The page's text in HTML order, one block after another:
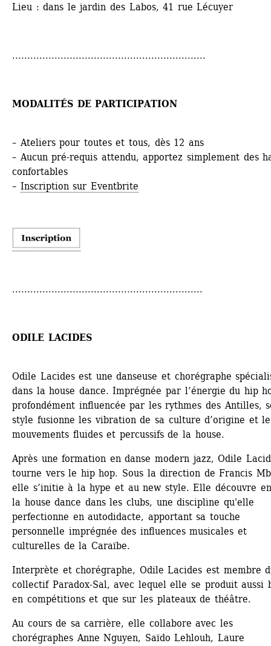
Lieu : dans le jardin des Labos, 41 rue Lécuyer
................................................................
MODALITÉS DE PARTICIPATION
– Ateliers pour toutes et tous, dès 12 ans
– Aucun pré-requis attendu, apportez simplement des
confortables
– Inscription sur Eventbrite
...............................................................
ODILE LACIDES
Odile Lacides est une danseuse et chorégraphe
dans la house dance. Imprégnée par l’énergie du hip
profondément influencée par les rythmes des Antilles,
style fusionne les vibration de sa culture d’origine et
mouvements fluides et percussifs de la house.
Après une formation en danse modern jazz, Odile
tourne vers le hip hop. Sous la direction de Francis
elle s’initie à la hype et au new style. Elle découvre
la house dance dans les clubs, une discipline qu'elle
perfectionne en autodidacte, apportant sa touche
personnelle imprégnée des influences musicales et
culturelles de la Caraïbe.
Interprète et chorégraphe, Odile Lacides est membre
collectif Paradox-Sal, avec lequel elle se produit aussi
en compétitions et que sur les plateaux de théâtre.
Au cours de sa carrière, elle collabore avec les
chorégraphes Anne Nguyen, Saïdo Lehlouh, Laure